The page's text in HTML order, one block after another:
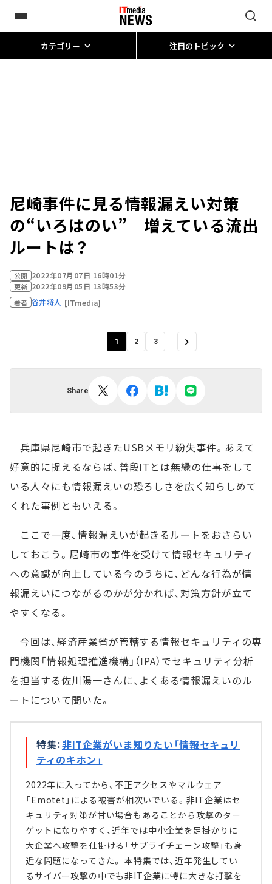
カテゴリー 注目のトピック
尼崎事件に見る情報漏えい対策
の“いろはのい” 増えている流出
ルートは？
公開 2022年07月07日 16時01分
更新 2022年09月05日 13時53分
著者 谷井将人 [ITmedia]
1 2 3
Share
兵庫県尼崎市で起きたUSBメモリ紛失事件。あえて
好意的に捉えるならば、普段ITとは無縁の仕事をして
いる人々にも情報漏えいの恐ろしさを広く知らしめて
くれた事例ともいえる。
ここで一度、情報漏えいが起きるルートをおさらい
しておこう。尼崎市の事件を受けて情報セキュリティ
への意識が向上している今のうちに、どんな行為が情
報漏えいにつながるのかが分かれば、対策方針が立て
やすくなる。
今回は、経済産業省が管轄する情報セキュリティの専
門機関「情報処理推進機構」（IPA）でセキュリティ分析
を担当する佐川陽一さんに、よくある情報漏えいのル
ートについて聞いた。
特集：非IT企業がいま知りたい「情報セキュリ
ティのキホン」
2022年に入ってから、不正アクセスやマルウェア
「Emotet」による被害が相次いでいる。非IT企業はセ
キュリティ対策が甘い場合もあることから攻撃のター
ゲットになりやすく、近年では中小企業を足掛かりに
大企業へ攻撃を仕掛ける「サプライチェーン攻撃」も身
近な問題になってきた。 本特集では、近年発生してい
るサイバー攻撃の中でも非IT企業に特に大きな打撃を